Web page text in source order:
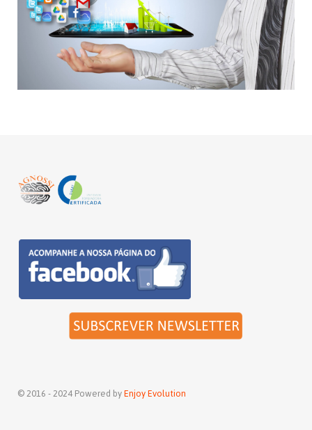
© 2016 - 2024 Powered byEnjoy Evolution